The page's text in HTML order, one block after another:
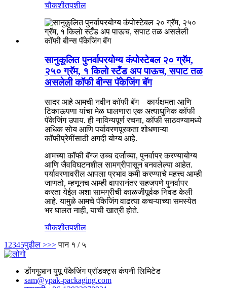
चौकशीतपशील
सानुकूलित पुनर्वापरयोग्य कंपोस्टेबल २० ग्रॅम,
२५० ग्रॅम, १ किलो स्टँड अप पाऊच, सपाट तळ
असलेली कॉफी बीन्स पॅकेजिंग बॅग
सादर आहे आमची नवीन कॉफी बॅग – कार्यक्षमता आणि
टिकाऊपणा यांचा मेळ घालणारा एक अत्याधुनिक कॉफी
पॅकेजिंग उपाय. ही नाविन्यपूर्ण रचना, कॉफी साठवण्यामध्ये
अधिक सोय आणि पर्यावरणपूरकता शोधणाऱ्या
कॉफीप्रेमींसाठी अगदी योग्य आहे.
आमच्या कॉफी बॅग्ज उच्च दर्जाच्या, पुनर्वापर करण्यायोग्य
आणि जैवविघटनशील सामग्रीपासून बनवलेल्या आहेत.
पर्यावरणावरील आपला प्रभाव कमी करण्याचे महत्त्व आम्ही
जाणतो, म्हणूनच आम्ही वापरानंतर सहजपणे पुनर्वापर
करता येईल अशा सामग्रीची काळजीपूर्वक निवड केली
आहे. यामुळे आमचे पॅकेजिंग वाढत्या कचऱ्याच्या समस्येत
भर घालत नाही, याची खात्री होते.
चौकशीतपशील
1 2345पुढील >>> पान १ / ५
डोंगगुआन युपू पॅकेजिंग प्रॉडक्ट्स कंपनी लिमिटेड
sam@ypak-packaging.com